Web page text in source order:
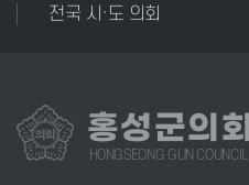
전국 시·도 의회
홍성군의회
HONGSEONG GUN COUNCIL